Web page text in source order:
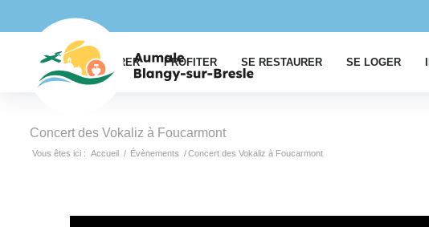
EXPLORER PROFITER SE RESTAURER SE LOGER
Concert des Vokaliz à Foucarmont
Vous êtes ici : Accueil / Évènements /Concert des Vokaliz à Foucarmont